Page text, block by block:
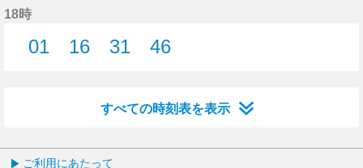
18時
01
16
31
46
すべての時刻表を表示
ご利用にあたって